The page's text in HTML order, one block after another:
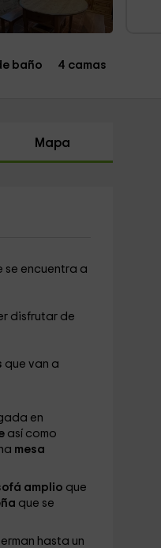
baño 4 camas
Mapa
se encuentra a
disfrutar de
que van a
en
así como
mesa
amplio que
que se
hasta un